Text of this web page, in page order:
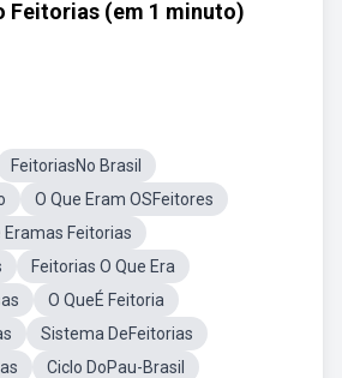
Feitorias (em 1 minuto)
FeitoriasNo Brasil
O Que Eram OSFeitores
Eramas Feitorias
Feitorias O Que Era
O QueÉ Feitoria
Sistema DeFeitorias
Ciclo DoPau-Brasil